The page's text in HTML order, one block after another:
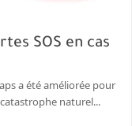
SOS en cas
a été améliorée pour
naturel...